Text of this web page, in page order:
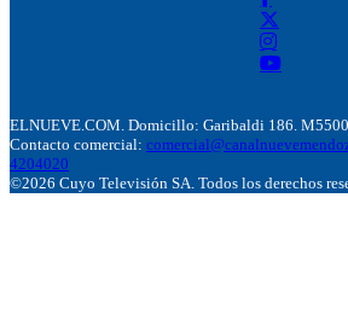
ELNUEVE.COM. Domicillo: Garibaldi 186. M5500
Contacto comercial:
4204020
©2026 Cuyo Televisión SA. Todos los derechos